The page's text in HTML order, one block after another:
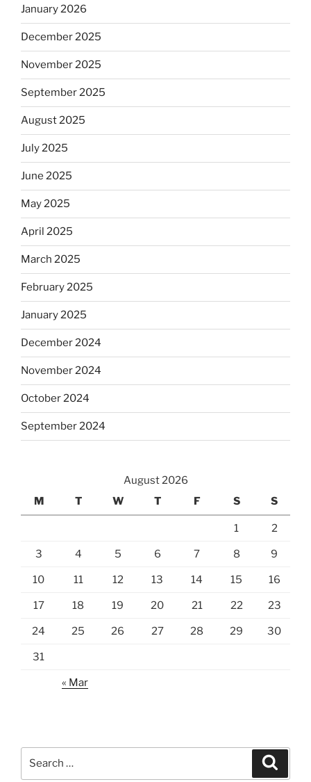
January 2026
December 2025
November 2025
September 2025
August 2025
July 2025
June 2025
May 2025
April 2025
March 2025
February 2025
January 2025
December 2024
November 2024
October 2024
September 2024
August 2026
M
T W T F S S
1 2
3 4 5 6 7 8 9
10 11 12 13 14 15 16
17 18 19 20 21 22 23
24 25 26 27 28 29 30
31
« Mar